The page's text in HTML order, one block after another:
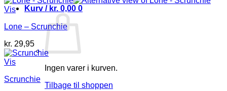
Kurv / kr. 0,00 0
Ingen varer i kurven.
Tilbage til shoppen
Vis
Lone – Scrunchie
kr. 29,95
Vis
Scrunchie